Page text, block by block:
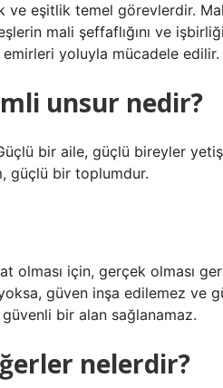
ve eşitlik temel görevlerdir.
mali şeffaflığını ve
yoluyla mücadele edilir.
unsur nedir?
bir aile, güçlü bireyler
güçlü bir toplumdur.
olması için, gerçek olması
güven inşa edilemez ve
bir alan sağlanamaz.
nelerdir?